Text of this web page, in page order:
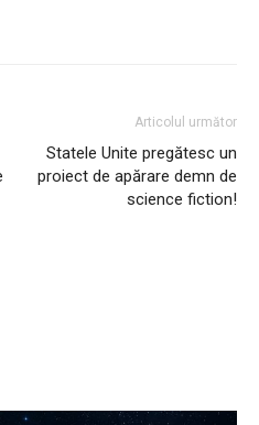
Articolul următor
Statele Unite pregătesc un
proiect de apărare demn de
science fiction!